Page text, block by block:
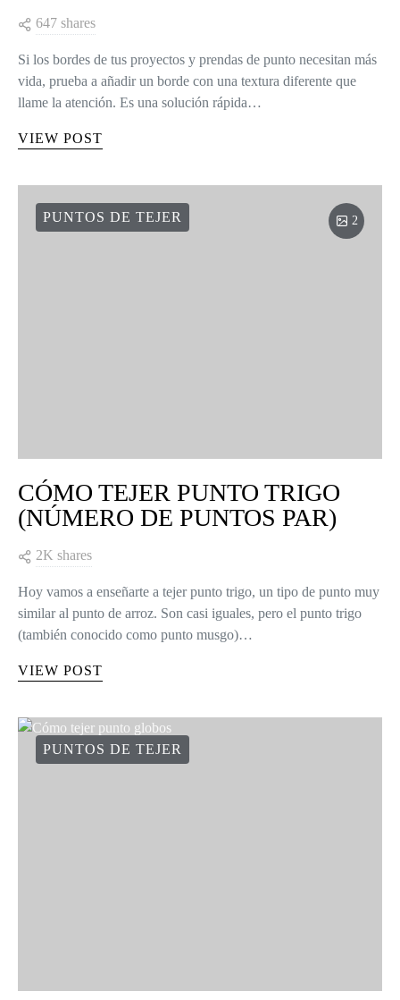
647 shares
Si los bordes de tus proyectos y prendas de punto necesitan más
vida, prueba a añadir un borde con una textura diferente que
llame la atención. Es una solución rápida…
VIEW POST
PUNTOS DE TEJER 2
CÓMO TEJER PUNTO TRIGO
(NÚMERO DE PUNTOS PAR)
2K shares
Hoy vamos a enseñarte a tejer punto trigo, un tipo de punto muy
similar al punto de arroz. Son casi iguales, pero el punto trigo
(también conocido como punto musgo)…
VIEW POST
PUNTOS DE TEJER